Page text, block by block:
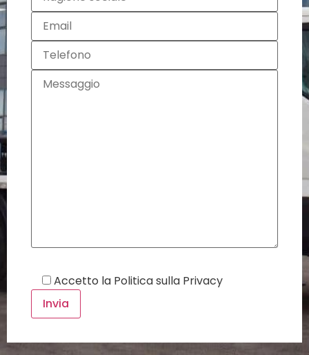
Accetto la Politica sulla Privacy